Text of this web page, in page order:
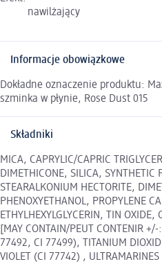
nawilżający
Informacje obowiązkowe
Dokładne oznaczenie produktu:
szminka w płynie, Rose Dust 015
Składniki
MICA, CAPRYLIC/CAPRIC
DIMETHICONE, SILICA, SYNTHETIC
STEARALKONIUM HECTORITE,
PHENOXYETHANOL, PROPYLENE
ETHYLHEXYLGLYCERIN, TIN OXIDE,
[MAY CONTAIN/PEUT CONTENIR
77492, CI 77499), TITANIUM
VIOLET (CI 77742) ,